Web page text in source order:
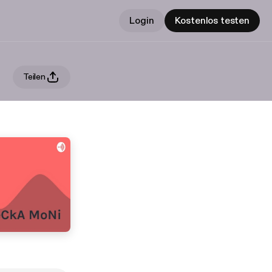
Login Kostenlos testen
Teilen